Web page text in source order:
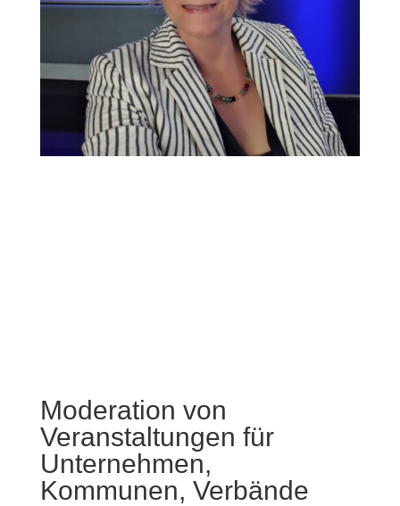
Moderation von
Veranstaltungen für
Unternehmen,
Kommunen, Verbände